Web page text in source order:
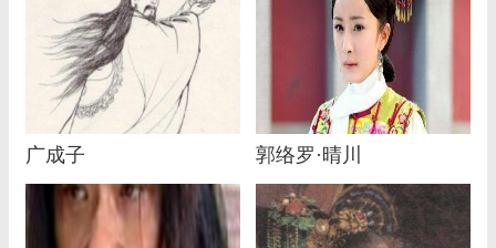
广成子 郭络罗·晴川